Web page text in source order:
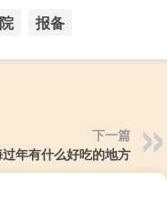
报备
下一篇
过年有什么好吃的地方